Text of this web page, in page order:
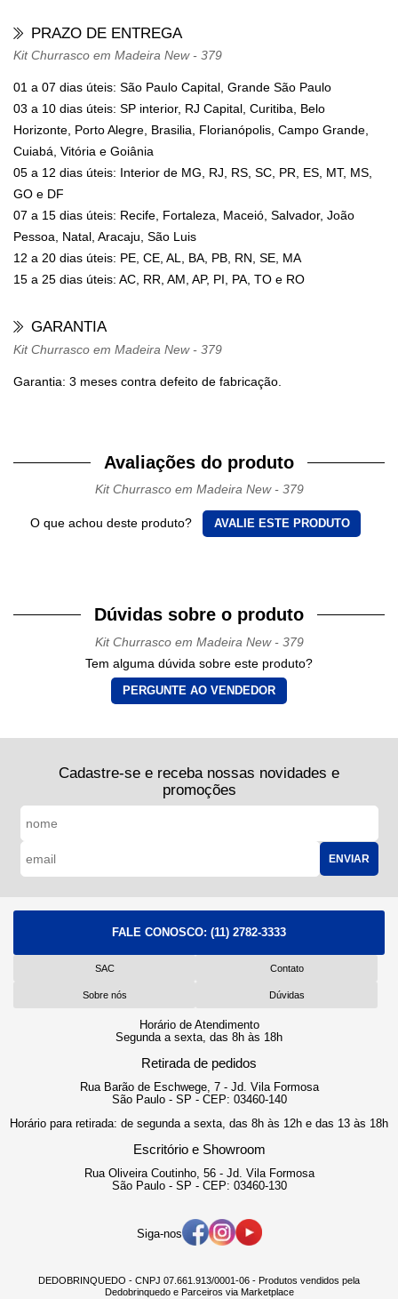
PRAZO DE ENTREGA
Kit Churrasco em Madeira New - 379
01 a 07 dias úteis: São Paulo Capital, Grande São Paulo
03 a 10 dias úteis: SP interior, RJ Capital, Curitiba, Belo
Horizonte, Porto Alegre, Brasilia, Florianópolis, Campo Grande,
Cuiabá, Vitória e Goiânia
05 a 12 dias úteis: Interior de MG, RJ, RS, SC, PR, ES, MT, MS,
GO e DF
07 a 15 dias úteis: Recife, Fortaleza, Maceió, Salvador, João
Pessoa, Natal, Aracaju, São Luis
12 a 20 dias úteis: PE, CE, AL, BA, PB, RN, SE, MA
15 a 25 dias úteis: AC, RR, AM, AP, PI, PA, TO e RO
GARANTIA
Kit Churrasco em Madeira New - 379
Garantia: 3 meses contra defeito de fabricação.
Avaliações do produto
Kit Churrasco em Madeira New - 379
O que achou deste produto? AVALIE ESTE PRODUTO
Dúvidas sobre o produto
Kit Churrasco em Madeira New - 379
Tem alguma dúvida sobre este produto?
PERGUNTE AO VENDEDOR
Cadastre-se e receba nossas novidades e
promoções
ENVIAR
FALE CONOSCO: (11) 2782-3333
SAC Contato
Sobre nós Dúvidas
Horário de Atendimento
Segunda a sexta, das 8h às 18h
Retirada de pedidos
Rua Barão de Eschwege, 7 - Jd. Vila Formosa
São Paulo - SP - CEP: 03460-140
Horário para retirada: de segunda a sexta, das 8h às 12h e das 13 às 18h
Escritório e Showroom
Rua Oliveira Coutinho, 56 - Jd. Vila Formosa
São Paulo - SP - CEP: 03460-130
Siga-nos
DEDOBRINQUEDO - CNPJ 07.661.913/0001-06 - Produtos vendidos pela
Dedobrinquedo e Parceiros via Marketplace